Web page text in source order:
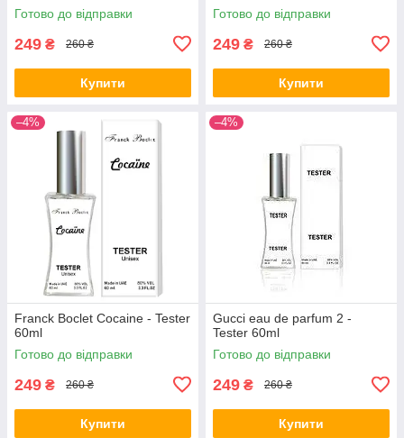
Готово до відправки
249 ₴ 260 ₴
Купити
Готово до відправки
249 ₴ 260 ₴
Купити
–4%
Franck Boclet Cocaine - Tester
60ml
Готово до відправки
249 ₴ 260 ₴
Купити
–4%
Gucci eau de parfum 2 -
Tester 60ml
Готово до відправки
249 ₴ 260 ₴
Купити